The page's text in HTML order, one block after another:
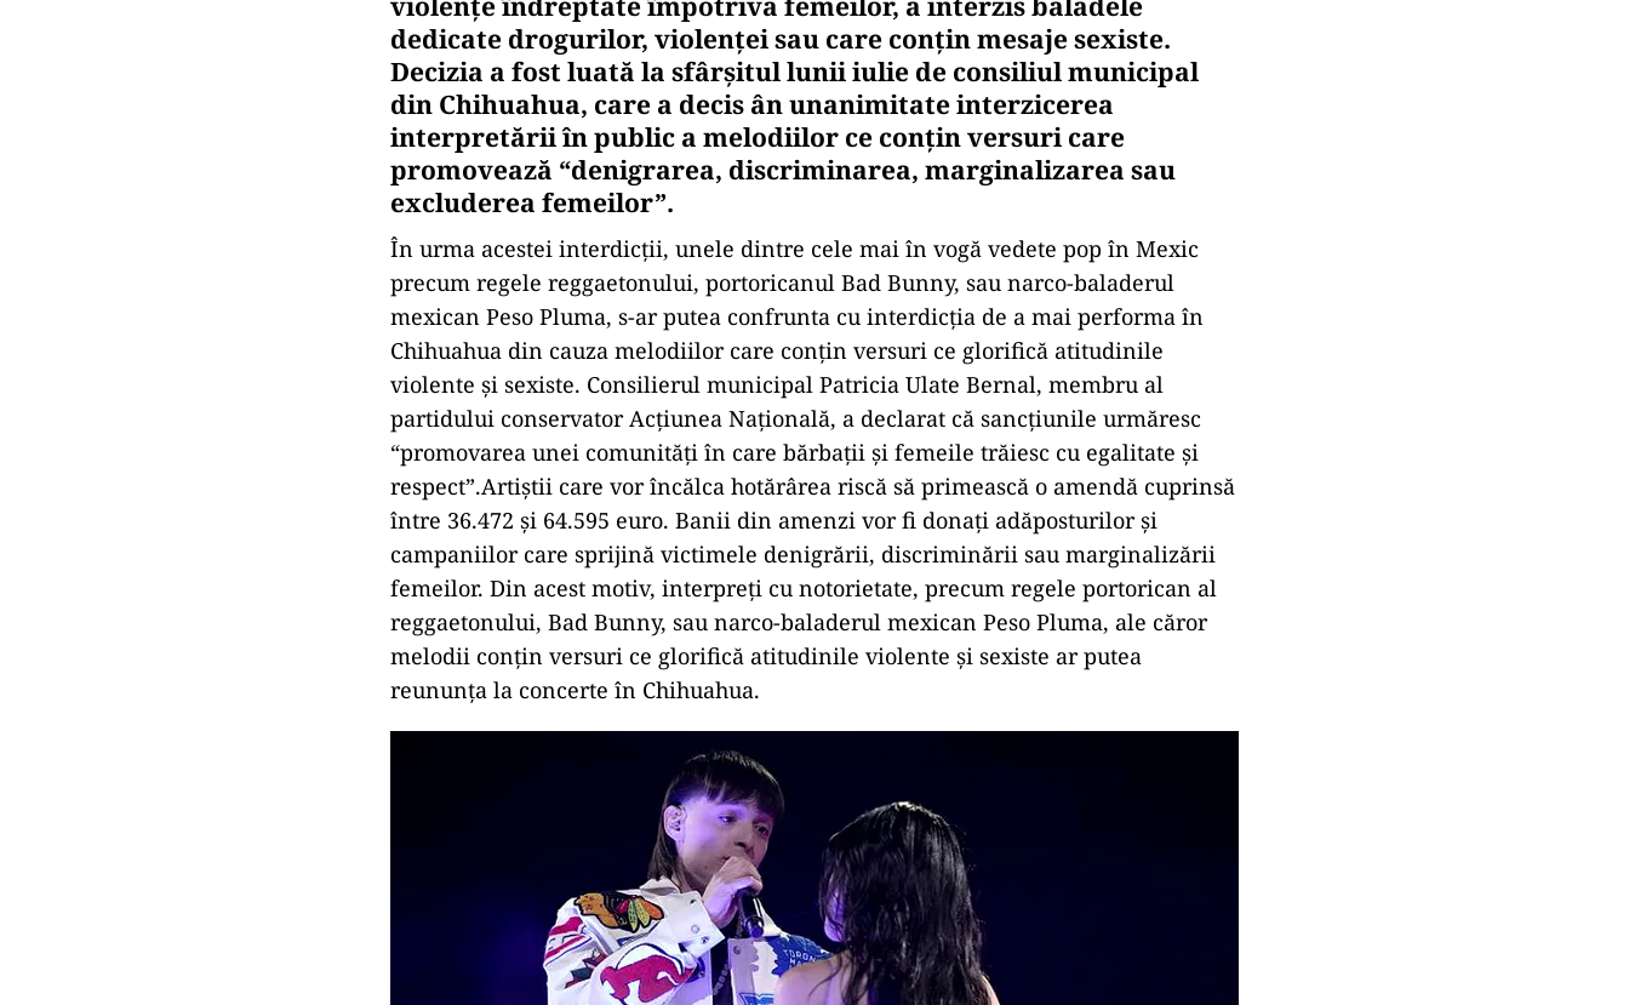
dedicate drogurilor, violenţei sau care conţin mesaje sexiste.
Decizia a fost luată la sfârșitul lunii iulie de consiliul municipal
din Chihuahua, care a decis ân unanimitate interzicerea
interpretării în public a melodiilor ce conţin versuri care
promovează “denigrarea, discriminarea, marginalizarea sau
excluderea femeilor”.
În urma acestei interdicţii, unele dintre cele mai în vogă vedete pop în Mexic
precum regele reggaetonului, portoricanul Bad Bunny, sau narco-baladerul
mexican Peso Pluma, s-ar putea confrunta cu interdicţia de a mai performa în
Chihuahua din cauza melodiilor care conţin versuri ce glorifică atitudinile
violente și sexiste. Consilierul municipal Patricia Ulate Bernal, membru al
partidului conservator Acțiunea Națională, a declarat că sancțiunile urmăresc
“promovarea unei comunități în care bărbații și femeile trăiesc cu egalitate și
respect”.Artiştii care vor încălca hotărârea riscă să primească o amendă cuprinsă
între 36.472 și 64.595 euro. Banii din amenzi vor fi donați adăposturilor și
campaniilor care sprijină victimele denigrării, discriminării sau marginalizării
femeilor. Din acest motiv, interpreţi cu notorietate, precum regele portorican al
reggaetonului, Bad Bunny, sau narco-baladerul mexican Peso Pluma, ale căror
melodii conţin versuri ce glorifică atitudinile violente și sexiste ar putea
reununţa la concerte în Chihuahua.